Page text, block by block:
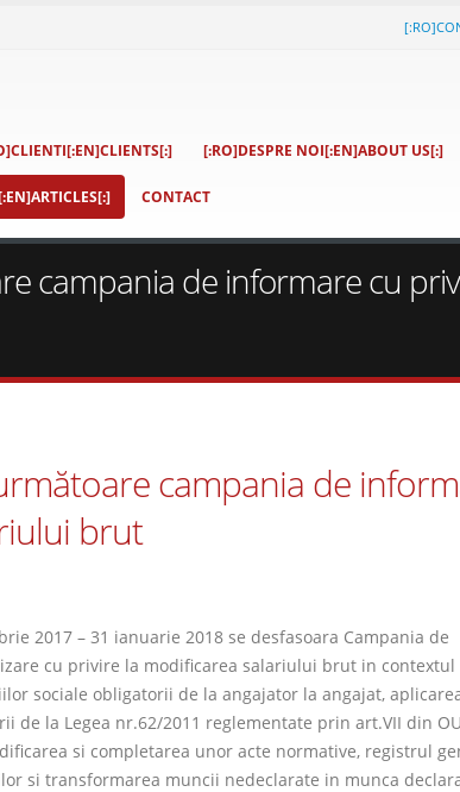
[:RO]DESPRE NOI[:EN]ABOUT US[:]
CONTACT
campania de informare cu
campania de
brut
2017 – 31 ianuarie 2018 se desfasoara Campania de
cu privire la modificarea salariului brut in contextul
sociale obligatorii de la angajator la angajat,
de la Legea nr.62/2011 reglementate prin art.VII din
si completarea unor acte normative, registrul
si transformarea muncii nedeclarate in munca